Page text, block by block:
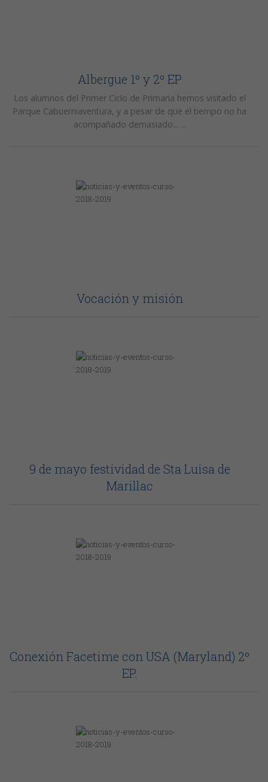
Albergue 1º y 2º EP
Los alumnos del Primer Ciclo de Primaria hemos visitado el
Parque Cabuerniaventura, y a pesar de que el tiempo no ha
acompañado demasiado... ...
Vocación y misión
9 de mayo festividad de Sta Luisa de
Marillac
Conexión Facetime con USA (Maryland) 2º
EP.